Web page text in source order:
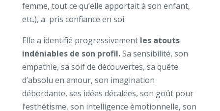
femme, tout ce qu’elle apportait à son enfant,
etc.), a pris confiance en soi.
Elle a identifié progressivement les atouts
indéniables de son profil.Sa sensibilité, son
empathie, sa soif de découvertes, sa quête
d’absolu en amour, son imagination
débordante, ses idées décalées, son goût pour
l’esthétisme, son intelligence émotionnelle, son